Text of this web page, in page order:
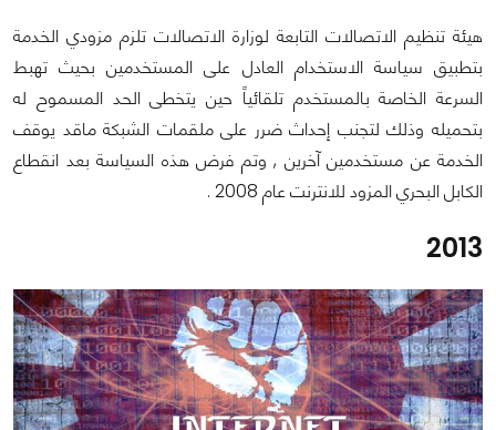
هيئة تنظيم الاتصالات التابعة لوزارة الاتصالات تلزم مزودي الخدمة
بتطبيق سياسة الاستخدام العادل على المستخدمين بحيث تهبط
السرعة الخاصة بالمستخدم تلقائياً حين يتخطى الحد المسموح له
بتحميله وذلك لتجنب إحداث ضرر على ملقمات الشبكة ماقد يوقف
الخدمة عن مستخدمين آخرين , وتم فرض هذه السياسة بعد انقطاع
الكابل البحري المزود للانترنت عام 2008 .
2013